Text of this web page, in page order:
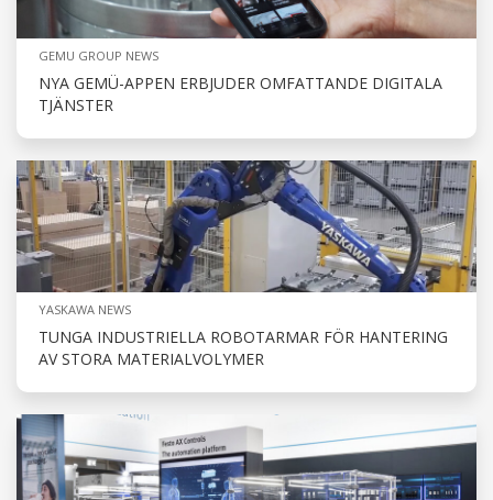
GEMU GROUP NEWS
NYA GEMÜ-APPEN ERBJUDER OMFATTANDE DIGITALA
TJÄNSTER
YASKAWA NEWS
TUNGA INDUSTRIELLA ROBOTARMAR FÖR HANTERING
AV STORA MATERIALVOLYMER